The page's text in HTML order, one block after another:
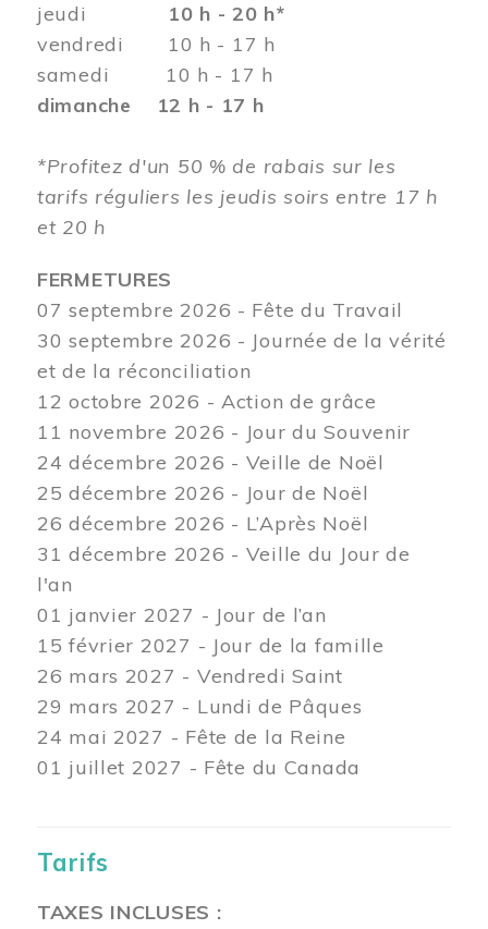
jeudi 10 h - 20 h*
vendredi 10 h - 17 h
samedi 10 h - 17 h
dimanche 12 h - 17 h
*Profitez d'un 50 % de rabais sur les
tarifs réguliers les jeudis soirs entre 17 h
et 20 h
FERMETURES
07 septembre 2026 - Fête du Travail
30 septembre 2026 - Journée de la vérité
et de la réconciliation
12 octobre 2026 - Action de grâce
11 novembre 2026 - Jour du Souvenir
24 décembre 2026 - Veille de Noël
25 décembre 2026 - Jour de Noël
26 décembre 2026 - L’Après Noël
31 décembre 2026 - Veille du Jour de
l'an
01 janvier 2027 - Jour de l’an
15 février 2027 - Jour de la famille
26 mars 2027 - Vendredi Saint
29 mars 2027 - Lundi de Pâques
24 mai 2027 - Fête de la Reine
01 juillet 2027 - Fête du Canada
Tarifs
TAXES INCLUSES :